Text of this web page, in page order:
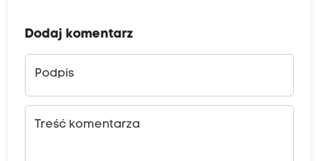
Dodaj komentarz
Podpis
Treść komentarza